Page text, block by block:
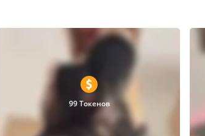
99 Токенов